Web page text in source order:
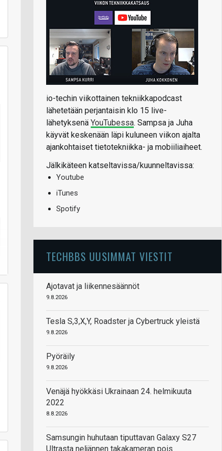
io-techin viikottainen tekniikkapodcast
lähetetään perjantaisin klo 15 live-
lähetyksenä YouTubessa. Sampsa ja Juha
käyvät keskenään läpi kuluneen viikon ajalta
ajankohtaiset tietotekniikka- ja mobiiliaiheet.
Jälkikäteen katseltavissa/kuunneltavissa:
Youtube
iTunes
Spotify
TECHBBS UUSIMMAT VIESTIT
Ajotavat ja liikennesäännöt
9.8.2026
Tesla S,3,X,Y, Roadster ja Cybertruck yleistä
9.8.2026
Pyöräily
9.8.2026
Venäjä hyökkäsi Ukrainaan 24. helmikuuta
2022
8.8.2026
Samsungin huhutaan tiputtavan Galaxy S27
Ultrasta neljännen takakameran pois